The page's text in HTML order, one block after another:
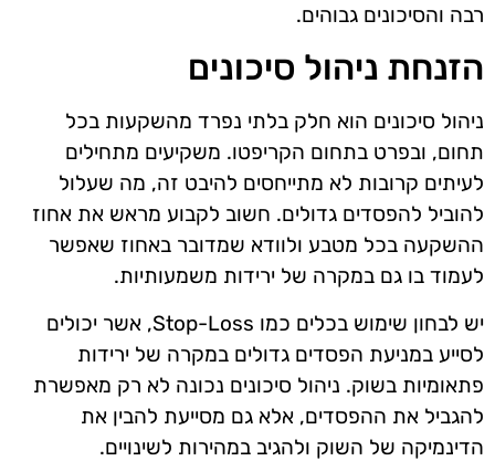
רבה והסיכונים גבוהים.
הזנחת ניהול סיכונים
ניהול סיכונים הוא חלק בלתי נפרד מהשקעות בכל
תחום, ובפרט בתחום הקריפטו. משקיעים מתחילים
לעיתים קרובות לא מתייחסים להיבט זה, מה שעלול
להוביל להפסדים גדולים. חשוב לקבוע מראש את אחוז
ההשקעה בכל מטבע ולוודא שמדובר באחוז שאפשר
לעמוד בו גם במקרה של ירידות משמעותיות.
יש לבחון שימוש בכלים כמו Stop-Loss, אשר יכולים
לסייע במניעת הפסדים גדולים במקרה של ירידות
פתאומיות בשוק. ניהול סיכונים נכונה לא רק מאפשרת
להגביל את ההפסדים, אלא גם מסייעת להבין את
הדינמיקה של השוק ולהגיב במהירות לשינויים.